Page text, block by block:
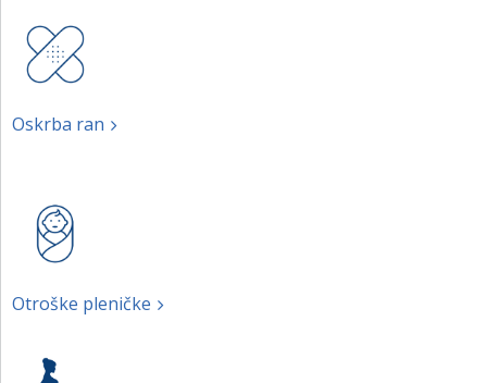
Oskrba ran
Otroške pleničke